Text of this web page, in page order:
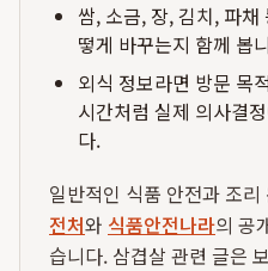
쌈, 소금, 장, 김치, 파
떻게 바꾸는지 함께 봅
외식 정보라면 방문 목
시간처럼 실제 의사결
다.
일반적인 식품 안전과 조리
전처와 식품안전나라의 공
습니다. 삼겹살 관련 글은